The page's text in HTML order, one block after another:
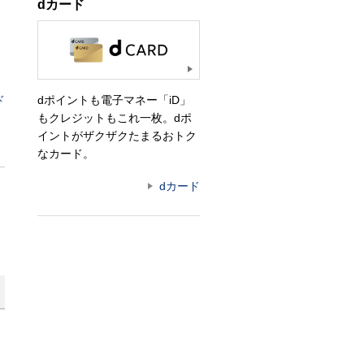
dカード
dポイントも電子マネー「iD」
もクレジットもこれ一枚。dポ
イントがザクザクたまるおトク
なカード。
dカード